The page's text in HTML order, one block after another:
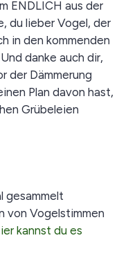
ENDLICH aus der
du lieber Vogel, der
in den kommenden
danke auch dir,
der Dämmerung
Plan davon hast,
Grübeleien
gesammelt
von Vogelstimmen
kannst du es